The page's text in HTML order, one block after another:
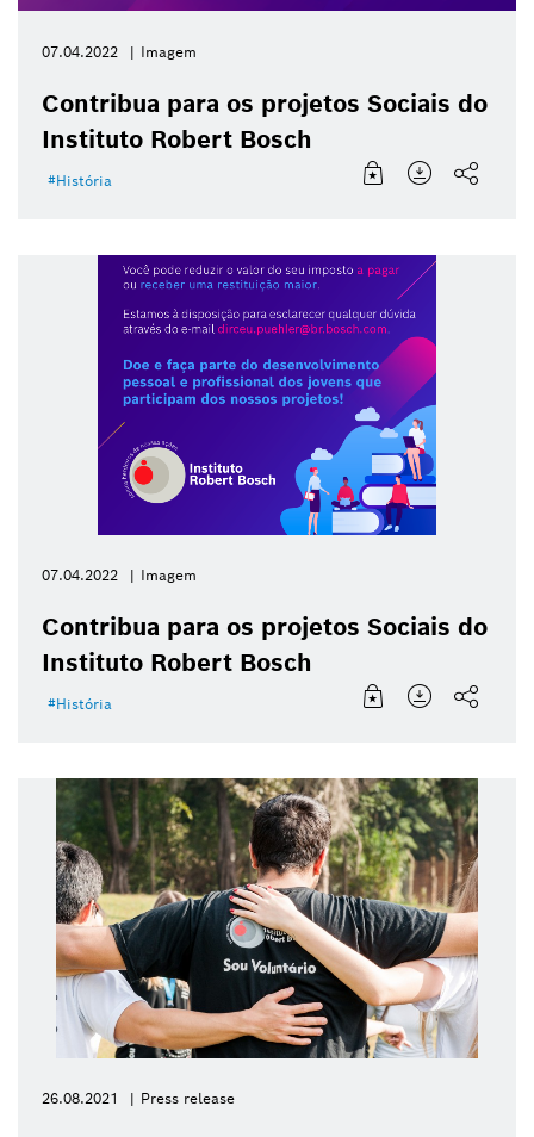
07.04.2022 Imagem
Contribua para os projetos Sociais do
Instituto Robert Bosch
História
07.04.2022 Imagem
Contribua para os projetos Sociais do
Instituto Robert Bosch
História
26.08.2021 Press release